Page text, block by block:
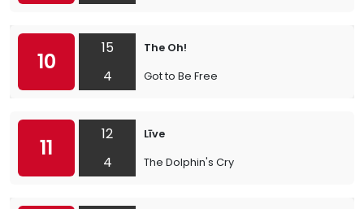
10
15
4
The Oh!
Got to Be Free
11
12
4
Līve
The Dolphin's Cry